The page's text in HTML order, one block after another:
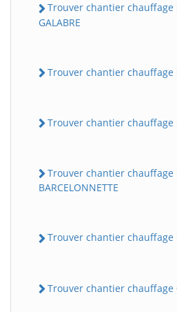
Trouver chantier chauffage
GALABRE
Trouver chantier chauffage
Trouver chantier chauffage
Trouver chantier chauffage
BARCELONNETTE
Trouver chantier chauffage
Trouver chantier chauffage